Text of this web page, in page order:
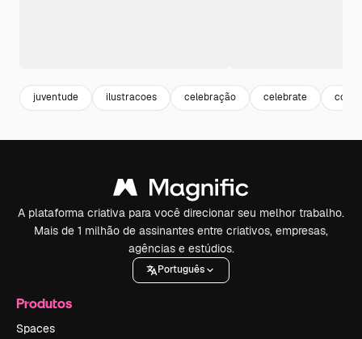
juventude ilustracoes celebração celebrate
A plataforma criativa para você direcionar seu melhor trabalho.
Mais de 1 milhão de assinantes entre criativos, empresas,
agências e estúdios.
Português
Produtos
Spaces